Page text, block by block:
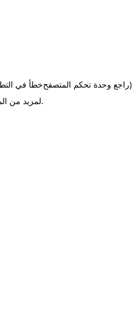
خطأ في(راجع وحدة تحكم المتصفح
لمزيد من.